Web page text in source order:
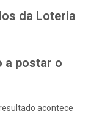
da Loteria
a postar o
acontece